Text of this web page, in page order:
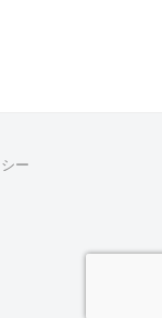
ー